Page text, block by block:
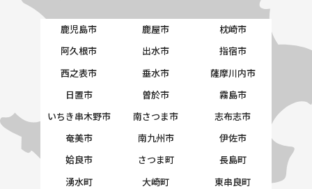
鹿児島市 鹿屋市
枕崎市
阿久根市
出水市
指宿市
西之表市
垂水市
薩摩川内市
日置市
曽於市
霧島市
いちき串木野市
南さつま市
志布志市
奄美市
南九州市
伊佐市
姶良市
さつま町
長島町
湧水町
大崎町
東串良町